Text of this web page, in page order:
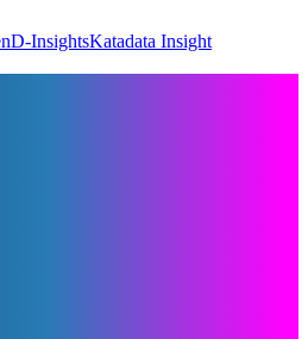
D-InsightsKatadata Insight